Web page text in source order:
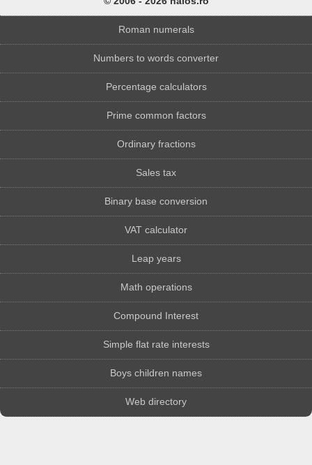
Roman numerals
Numbers to words converter
Percentage calculators
Prime common factors
Ordinary fractions
Sales tax
Binary base conversion
VAT calculator
Leap years
Math operations
Compound Interest
Simple flat rate interests
Boys children names
Web directory